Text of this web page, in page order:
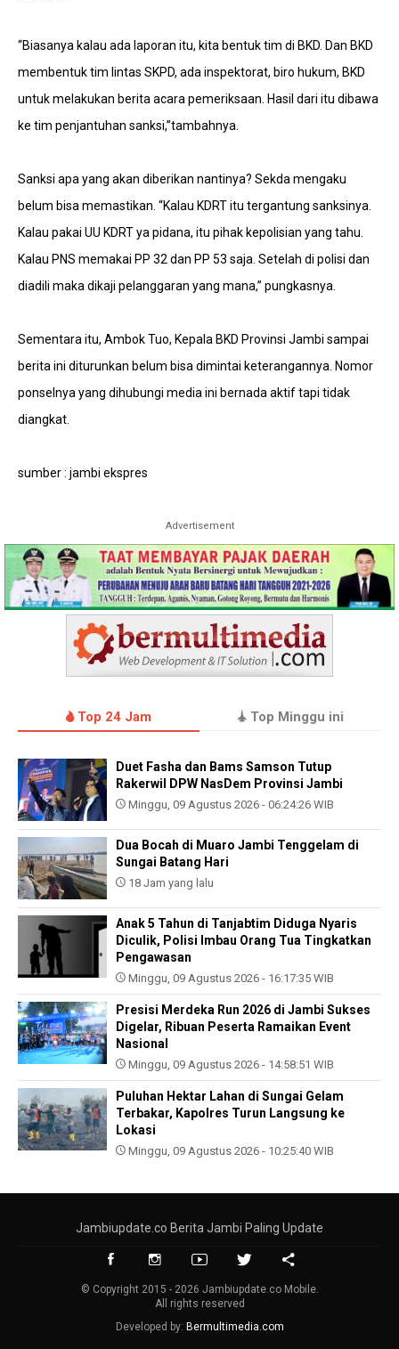
“Biasanya kalau ada laporan itu, kita bentuk tim di BKD. Dan BKD
membentuk tim lintas SKPD, ada inspektorat, biro hukum, BKD
untuk melakukan berita acara pemeriksaan. Hasil dari itu dibawa
ke tim penjantuhan sanksi,”tambahnya.
Sanksi apa yang akan diberikan nantinya? Sekda mengaku
belum bisa memastikan. “Kalau KDRT itu tergantung sanksinya.
Kalau pakai UU KDRT ya pidana, itu pihak kepolisian yang tahu.
Kalau PNS memakai PP 32 dan PP 53 saja. Setelah di polisi dan
diadili maka dikaji pelanggaran yang mana,” pungkasnya.
Sementara itu, Ambok Tuo, Kepala BKD Provinsi Jambi sampai
berita ini diturunkan belum bisa dimintai keterangannya. Nomor
ponselnya yang dihubungi media ini bernada aktif tapi tidak
diangkat.
sumber : jambi ekspres
Advertisement
Top 24 Jam Top Minggu ini
Duet Fasha dan Bams Samson Tutup
Rakerwil DPW NasDem Provinsi Jambi
Minggu, 09 Agustus 2026 - 06:24:26 WIB
Dua Bocah di Muaro Jambi Tenggelam di
Sungai Batang Hari
18 Jam yang lalu
Anak 5 Tahun di Tanjabtim Diduga Nyaris
Diculik, Polisi Imbau Orang Tua Tingkatkan
Pengawasan
Minggu, 09 Agustus 2026 - 16:17:35 WIB
Presisi Merdeka Run 2026 di Jambi Sukses
Digelar, Ribuan Peserta Ramaikan Event
Nasional
Minggu, 09 Agustus 2026 - 14:58:51 WIB
Puluhan Hektar Lahan di Sungai Gelam
Terbakar, Kapolres Turun Langsung ke
Lokasi
Minggu, 09 Agustus 2026 - 10:25:40 WIB
Jambiupdate.co Berita Jambi Paling Update
© Copyright 2015 - 2026 Jambiupdate.co Mobile.
All rights reserved
Developed by: Bermultimedia.com